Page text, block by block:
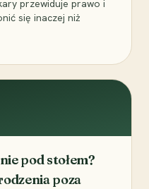
przewiduje prawo i
się inaczej niż
pod stołem?
poza